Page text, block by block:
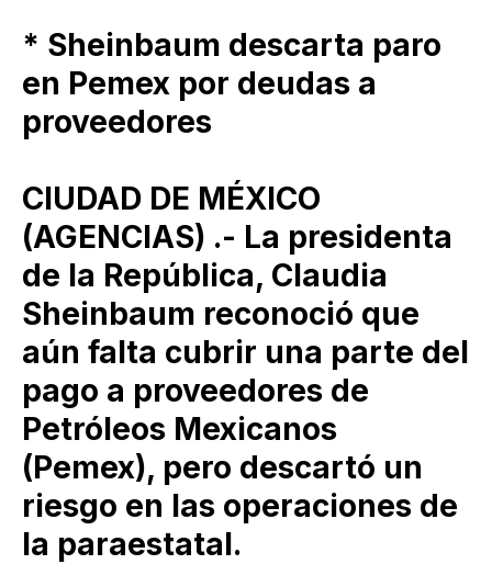
* Sheinbaum descarta paro
en Pemex por deudas a
proveedores
CIUDAD DE MÉXICO
(AGENCIAS) .- La presidenta
de la República, Claudia
Sheinbaum reconoció que
aún falta cubrir una parte del
pago a proveedores de
Petróleos Mexicanos
(Pemex), pero descartó un
riesgo en las operaciones de
la paraestatal.